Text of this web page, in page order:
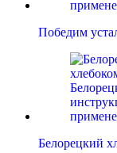
Победим
Белорецкий